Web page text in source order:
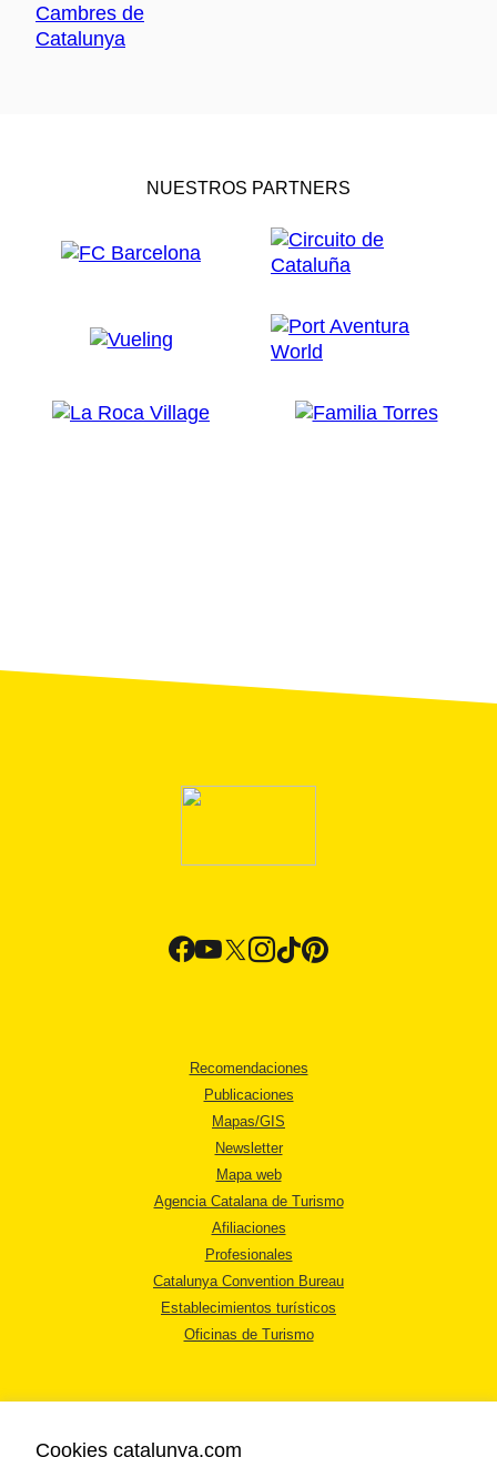
NUESTROS PARTNERS
Recomendaciones
Publicaciones
Mapas/GIS
Newsletter
Mapa web
Agencia Catalana de Turismo
Afiliaciones
Profesionales
Catalunya Convention Bureau
Establecimientos turísticos
Oficinas de Turismo
Cookies catalunya.com